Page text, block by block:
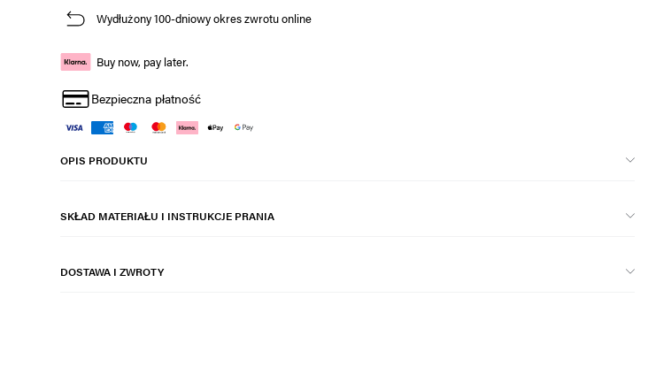
Wydłużony 100-dniowy okres zwrotu online
Buy now, pay later.
Bezpieczna płatność
OPIS PRODUKTU
SKŁAD MATERIAŁU I INSTRUKCJE PRANIA
DOSTAWA I ZWROTY